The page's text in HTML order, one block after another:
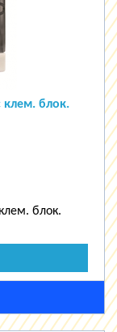
клем. блок.
блок.